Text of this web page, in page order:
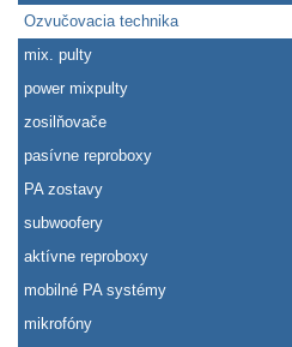
Ozvučovacia technika
mix. pulty
power mixpulty
zosilňovače
pasívne reproboxy
PA zostavy
subwoofery
aktívne reproboxy
mobilné PA systémy
mikrofóny